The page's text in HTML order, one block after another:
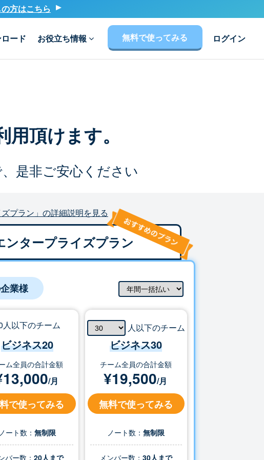
方はこちら
ード お役立ち情報 無料で使ってみる ログイン
頂けます。
是非ご安心ください
ズプラン」の詳細説明を見る
ンタープライズプラン
業様
人以下のチーム
ビジネス20
ム全員の合計金額
13,000/月
で使ってみる
ノート数：無制限
バー数：20人まで
人以下のチーム
ビジネス30
チーム全員の合計金額
¥19,500/月
無料で使ってみる
ノート数：無制限
メンバー数：30人まで